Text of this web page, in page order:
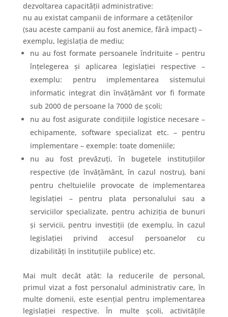
dezvoltarea capacității administrative:
nu au existat campanii de informare a cetățenilor
(sau aceste campanii au fost anemice, fără impact) –
exemplu, legislația de mediu;
nu au fost formate persoanele îndrituite – pentru
înțelegerea și aplicarea legislației respective –
exemplu: pentru implementarea sistemului
informatic integrat din învățământ vor fi formate
sub 2000 de persoane la 7000 de școli;
nu au fost asigurate condițiile logistice necesare –
echipamente, software specializat etc. – pentru
implementare – exemple: toate domeniile;
nu au fost prevăzuți, în bugetele instituțiilor
respective (de învățământ, în cazul nostru), bani
pentru cheltuielile provocate de implementarea
legislației – pentru plata personalului sau a
serviciilor specializate, pentru achiziția de bunuri
și servicii, pentru investiții (de exemplu, în cazul
legislației privind accesul persoanelor cu
dizabilități în instituțiile publice) etc.
Mai mult decât atât: la reducerile de personal,
primul vizat a fost personalul administrativ care, în
multe domenii, este esențial pentru implementarea
legislației respective. În multe școli, activitățile